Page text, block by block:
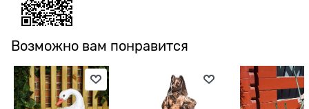
Возможно вам понравится